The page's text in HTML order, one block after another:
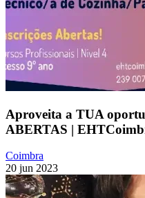
Aproveita a TUA
ABERTAS |
Coimbra
20 jun 2023